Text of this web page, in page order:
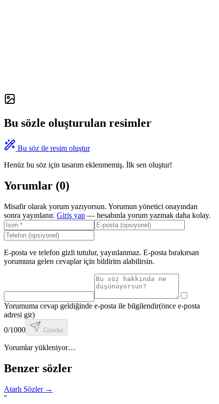
Bu sözle oluşturulan resimler
Bu söz ile resim oluştur
Henüz bu söz için tasarım eklenmemiş. İlk sen oluştur!
Yorumlar (0)
Misafir olarak yorum yazıyorsun. Yorumun yönetici onayından
sonra yayınlanır. Giriş yap — hesabınla yorum yazmak daha kolay.
E-posta ve telefon gizli tutulur, yayınlanmaz. E-posta bırakırsan
yorumuna gelen cevaplar için bildirim alabilirsin.
Yorumuma cevap geldiğinde e-posta ile bilgilendir(önce e-posta
adresi gir)
0/1000 Gönder
Yorumlar yükleniyor…
Benzer sözler
Atarlı Sözler→
"